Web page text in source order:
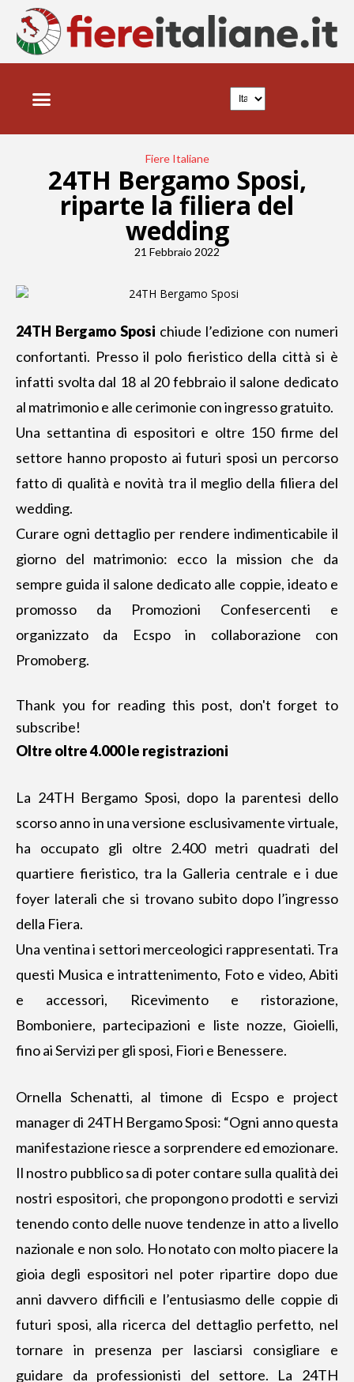
Fiere Italiane
24TH Bergamo Sposi,
riparte la filiera del
wedding
21 Febbraio 2022
24TH Bergamo Sposi chiude l’edizione con numeri
confortanti. Presso il polo fieristico della città si è
infatti svolta dal 18 al 20 febbraio il salone dedicato
al matrimonio e alle cerimonie con ingresso gratuito.
Una settantina di espositori e oltre 150 firme del
settore hanno proposto ai futuri sposi un percorso
fatto di qualità e novità tra il meglio della filiera del
wedding.
Curare ogni dettaglio per rendere indimenticabile il
giorno del matrimonio: ecco la mission che da
sempre guida il salone dedicato alle coppie, ideato e
promosso da Promozioni Confesercenti e
organizzato da Ecspo in collaborazione con
Promoberg.
Thank you for reading this post, don't forget to
subscribe!
Oltre oltre 4.000 le registrazioni
La 24TH Bergamo Sposi, dopo la parentesi dello
scorso anno in una versione esclusivamente virtuale,
ha occupato gli oltre 2.400 metri quadrati del
quartiere fieristico, tra la Galleria centrale e i due
foyer laterali che si trovano subito dopo l’ingresso
della Fiera.
Una ventina i settori merceologici rappresentati. Tra
questi Musica e intrattenimento, Foto e video, Abiti
e accessori, Ricevimento e ristorazione,
Bomboniere, partecipazioni e liste nozze, Gioielli,
fino ai Servizi per gli sposi, Fiori e Benessere.
Ornella Schenatti, al timone di Ecspo e project
manager di 24TH Bergamo Sposi: “Ogni anno questa
manifestazione riesce a sorprendere ed emozionare.
Il nostro pubblico sa di poter contare sulla qualità dei
nostri espositori, che propongono prodotti e servizi
tenendo conto delle nuove tendenze in atto a livello
nazionale e non solo. Ho notato con molto piacere la
gioia degli espositori nel poter ripartire dopo due
anni davvero difficili e l’entusiasmo delle coppie di
futuri sposi, alla ricerca del dettaglio perfetto, nel
tornare in presenza per lasciarsi consigliare e
guidare da professionisti del settore. La 24TH